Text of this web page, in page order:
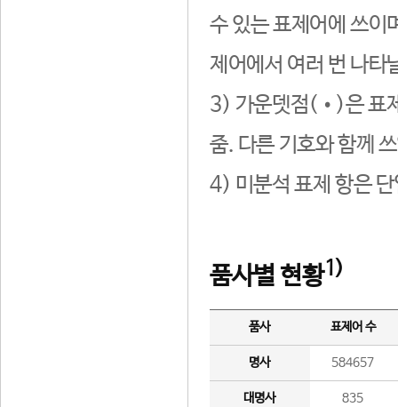
수 있는 표제어에 쓰이
제어에서 여러 번 나타
3) 가운뎃점(•)은 표
줌. 다른 기호와 함께
4) 미분석 표제 항은
품사별 현황1)
품사 표제어 수
명사 584657
대명사 835